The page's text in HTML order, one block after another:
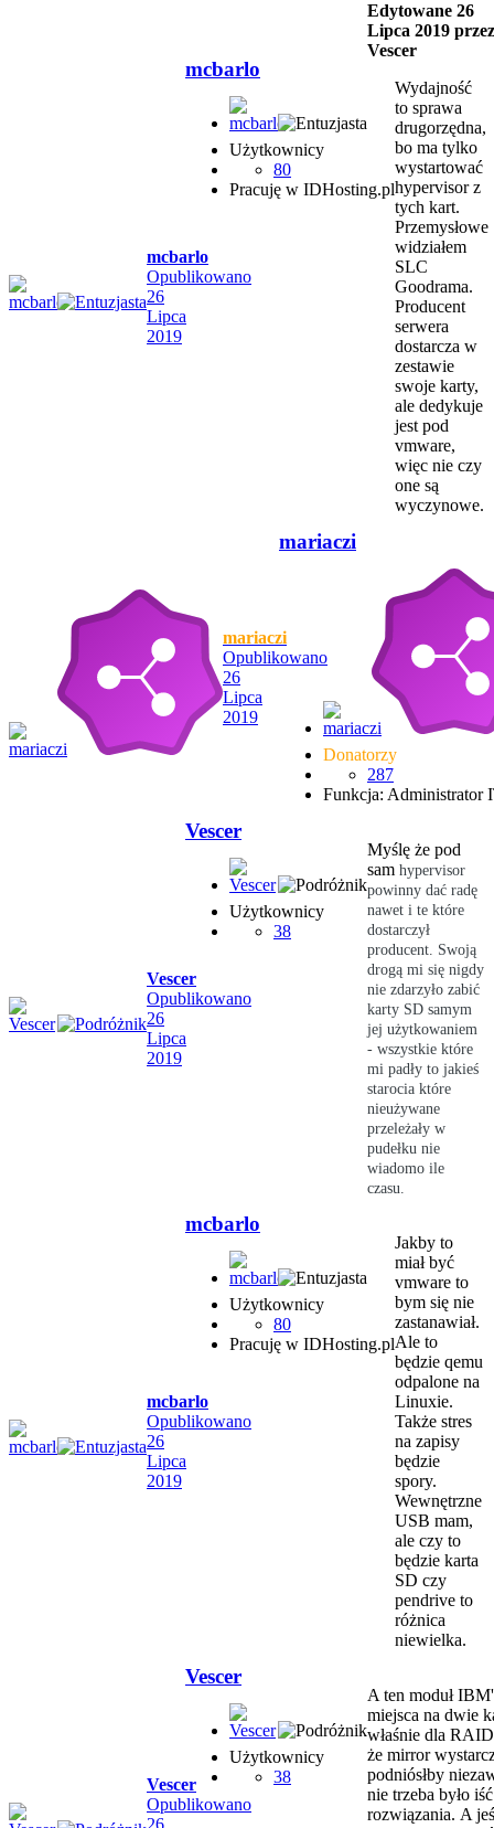
Edytowane 26
Lipca 2019 przez
Vescer
mcbarlo
Opublikowano
26
Lipca
2019
mcbarlo
Użytkownicy
80
Pracuję w IDHosting.pl
Wydajność
to sprawa
drugorzędna,
bo ma tylko
wystartować
hypervisor z
tych kart.
Przemysłowe
widziałem
SLC
Goodrama.
Producent
serwera
dostarcza w
zestawie
swoje karty,
ale dedykuje
jest pod
vmware,
więc nie czy
one są
wyczynowe.
mariaczi
Opublikowano
26
Lipca
2019
mariaczi
Donatorzy
287
Funkcja: Administrator
Vescer
Opublikowano
26
Lipca
2019
Vescer
Użytkownicy
38
Myślę że pod
sam hypervisor
powinny dać radę
nawet i te które
dostarczył
producent. Swoją
drogą mi się nigdy
nie zdarzyło zabić
karty SD samym
jej użytkowaniem
- wszystkie które
mi padły to jakieś
starocia które
nieużywane
przeleżały w
pudełku nie
wiadomo ile
czasu.
mcbarlo
Opublikowano
26
Lipca
2019
mcbarlo
Użytkownicy
80
Pracuję w IDHosting.pl
Jakby to
miał być
vmware to
bym się nie
zastanawiał.
Ale to
będzie qemu
odpalone na
Linuxie.
Także stres
na zapisy
będzie
spory.
Wewnętrzne
USB mam,
ale czy to
będzie karta
SD czy
pendrive to
różnica
niewielka.
Vescer
Opublikowano
26
Vescer
Użytkownicy
38
A ten moduł
miejsca na dwie
właśnie dla
że mirror
podniósłby
nie trzeba było
rozwiązania. A